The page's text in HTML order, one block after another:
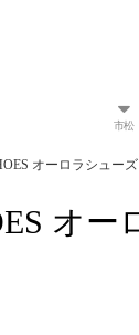
市松
オーロラシューズ
オー